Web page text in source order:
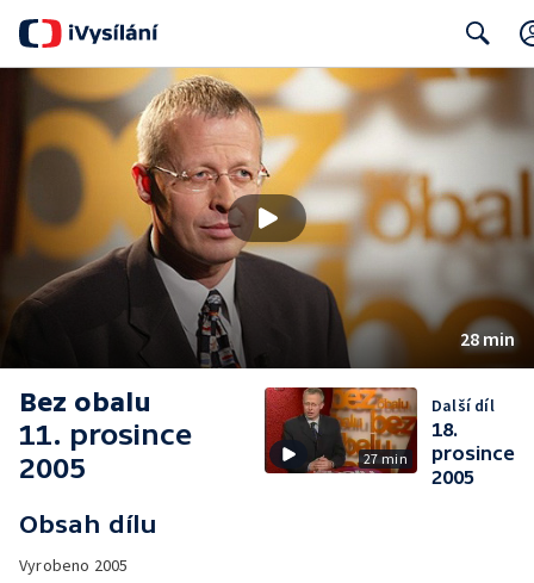
Search
28 min
Bez obalu
11. prosince
2005
Obsah dílu
Vyrobeno 2005
27 min
Další díl
18.
prosince
2005